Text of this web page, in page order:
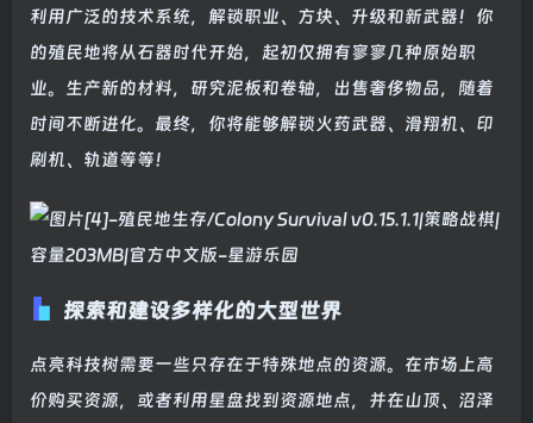
利用广泛的技术系统，解锁职业、方块、升级和新武器！你
的殖民地将从石器时代开始，起初仅拥有寥寥几种原始职
业。生产新的材料，研究泥板和卷轴，出售奢侈物品，随着
时间不断进化。最终，你将能够解锁火药武器、滑翔机、印
刷机、轨道等等！
探索和建设多样化的大型世界
点亮科技树需要一些只存在于特殊地点的资源。在市场上高
价购买资源，或者利用星盘找到资源地点，并在山顶、沼泽